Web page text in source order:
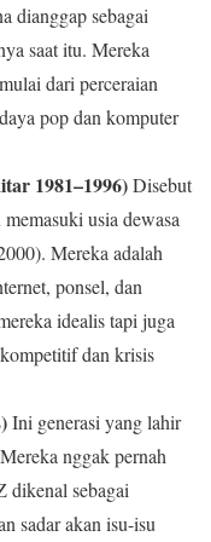
dianggap sebagai
saat itu. Mereka
dari perceraian
pop dan komputer
1981–1996)Disebut
usia dewasa
Mereka adalah
ponsel, dan
idealis tapi juga
dan krisis
Ini generasi yang lahir
nggak pernah
dikenal sebagai
sadar akan isu-isu